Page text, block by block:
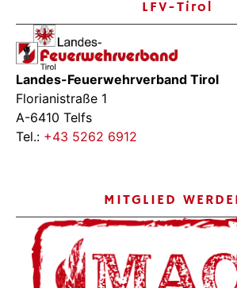
LFV-Tirol
Landes-Feuerwehrverband Tirol
Florianistraße 1
A-6410 Telfs
Tel.: +43 5262 6912
MITGLIED